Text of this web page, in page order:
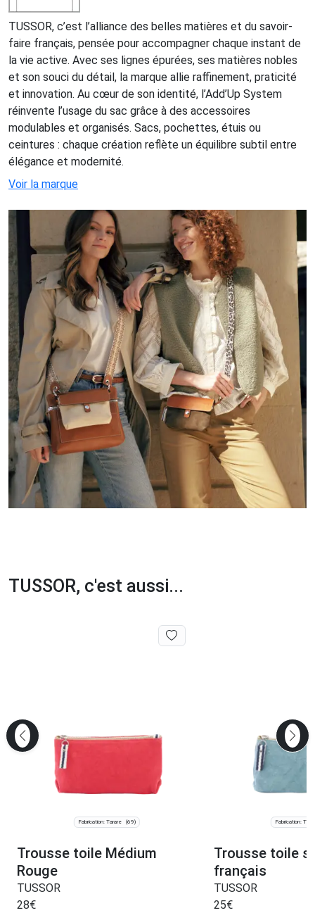
TUSSOR, c’est l’alliance des belles matières et du savoir-
faire français, pensée pour accompagner chaque instant de
la vie active. Avec ses lignes épurées, ses matières nobles
et son souci du détail, la marque allie raffinement, praticité
et innovation. Au cœur de son identité, l’Add’Up System
réinvente l’usage du sac grâce à des accessoires
modulables et organisés. Sacs, pochettes, étuis ou
ceintures : chaque création reflète un équilibre subtil entre
élégance et modernité.
Voir la marque
TUSSOR, c'est aussi...
Fabrication: Tarare (69)
Trousse toile Médium
Rouge
TUSSOR
28€
Fabrication:
Trousse toile
français
TUSSOR
25€